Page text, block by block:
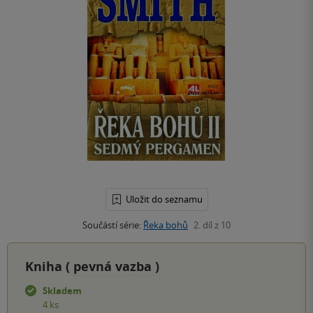
Uložit do seznamu
Součástí série: Řeka bohů 2. díl z 10
Kniha ( pevná vazba )
Skladem
4 ks